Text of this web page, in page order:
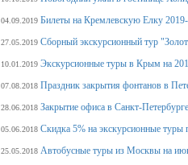
04.09.2019 Билеты на Кремлевскую Елку
27.05.2019 Сборный экскурсионный тур
10.01.2019 Экскурсионные туры в Крым на
07.08.2018 Праздник закрытия фонтанов в
28.06.2018 Закрытие офиса в Санкт-
05.06.2018 Скидка 5% на экскурсионные
25.05.2018 Автобусные туры из Москвы на